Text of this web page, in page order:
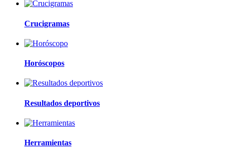
Crucigramas
Horóscopos
Resultados deportivos
Herramientas